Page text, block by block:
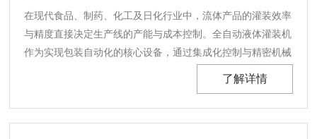
在现代食品、制药、化工及日化行业中，流体产品的灌装效率
与精度直接决定生产线的产能与成本控制。全自动液体灌装机
作为实现包装自动化的核心设备，通过集成化控制与精密机械
结构，将理瓶、灌装、封盖、贴标等工序无缝衔接，告别传统
提供坚实支撑。全自动液体灌装机的核心优势在于其高度......
了解详情